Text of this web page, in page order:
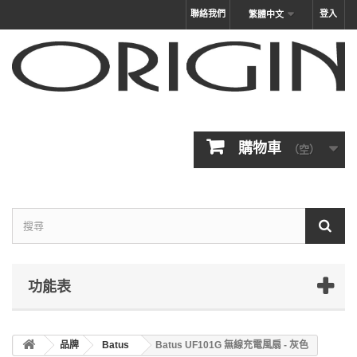
登入
繁體中文
聯絡我們
購物車 （空）
功能表
品牌 Batus Batus UF101G 無線充電風扇 - 灰色